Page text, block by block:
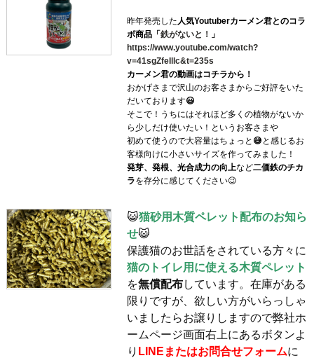
昨年発売した 人気Youtuberカーメン君とのコラ
ボ商品「鉄がないと！
」
https://www.youtube.com/watch?
v=41sgZfeIllc&t=235s
カーメン君の動画はコチラから！
おかげさまで沢山のお客さまからご好評をいた
だいております😃
そこで！うちにはそれほど多くの植物がないか
ら少しだけ使いたい！というお客さまや
初めて使うので大容量はちょっと 😅 と感じるお
客様向けに小さいサイズを作ってみました！
発芽、発根、光合成力の向上など二価鉄のチカ
ラを存分に感じてください😉
😺猫砂用木質ペレット配布のお知ら
せ😺
保護猫のお世話をされている方々に
猫のトイレ用に使える木質ペレット
を無償配布しています。在庫がある
限りですが、欲しい方がいらっしゃ
いましたらお譲りしますので弊社ホ
ームページ画面右上にあるボタンよ
り LINEまたはお問合せフォームに